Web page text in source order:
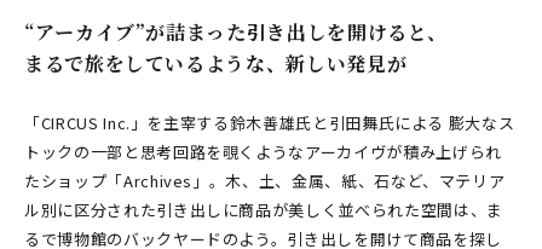
“アーカイブ”が詰まった引き出しを開けると、
まるで旅をしているような、新しい発見が
「CIRCUS Inc.」を主宰する鈴木善雄氏と引田舞氏による 膨大なス
トックの一部と思考回路を覗くようなアーカイヴが積み上げられ
たショップ「Archives」。木、土、金属、紙、石など、マテリア
ル別に区分された引き出しに商品が美しく並べられた空間は、ま
るで博物館のバックヤードのよう。引き出しを開けて商品を探し